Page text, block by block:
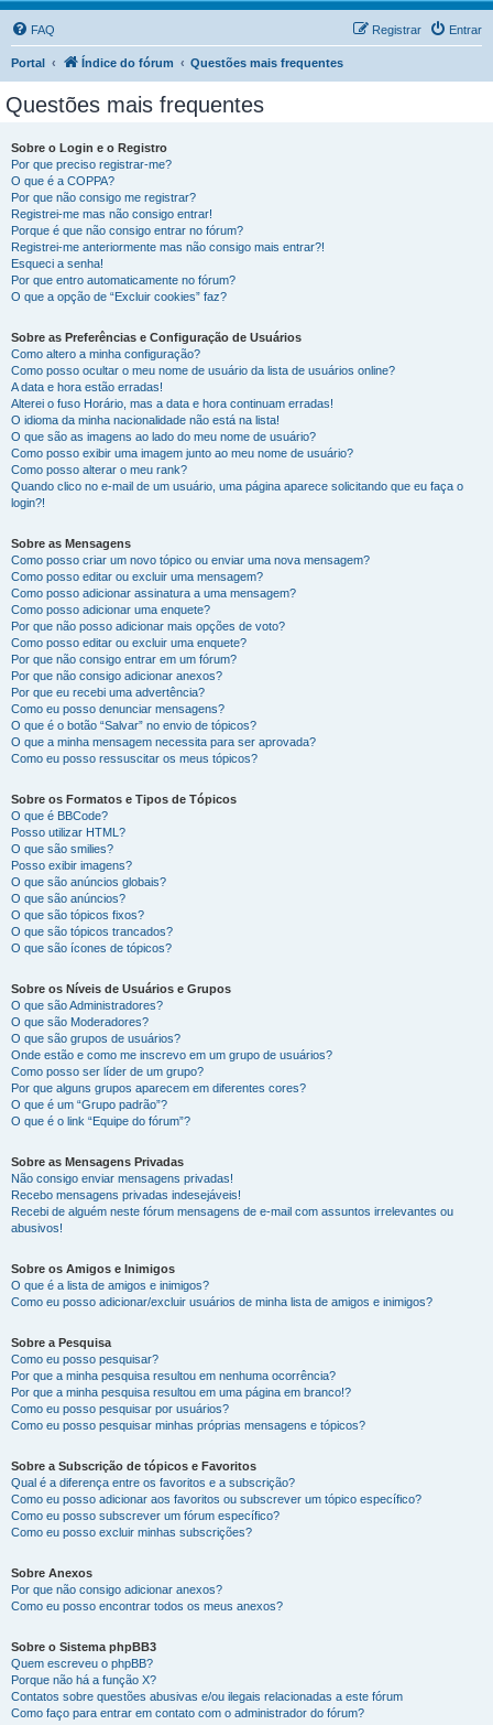
FAQ Entrar
Registrar
Portal Índice do fórum Questões mais frequentes
Questões mais frequentes
Sobre o Login e o Registro
Por que preciso registrar-me?
O que é a COPPA?
Por que não consigo me registrar?
Registrei-me mas não consigo entrar!
Porque é que não consigo entrar no fórum?
Registrei-me anteriormente mas não consigo mais entrar?!
Esqueci a senha!
Por que entro automaticamente no fórum?
O que a opção de “Excluir cookies” faz?
Sobre as Preferências e Configuração de Usuários
Como altero a minha configuração?
Como posso ocultar o meu nome de usuário da lista de usuários online?
A data e hora estão erradas!
Alterei o fuso Horário, mas a data e hora continuam erradas!
O idioma da minha nacionalidade não está na lista!
O que são as imagens ao lado do meu nome de usuário?
Como posso exibir uma imagem junto ao meu nome de usuário?
Como posso alterar o meu rank?
Quando clico no e-mail de um usuário, uma página aparece solicitando que eu faça o
login?!
Sobre as Mensagens
Como posso criar um novo tópico ou enviar uma nova mensagem?
Como posso editar ou excluir uma mensagem?
Como posso adicionar assinatura a uma mensagem?
Como posso adicionar uma enquete?
Por que não posso adicionar mais opções de voto?
Como posso editar ou excluir uma enquete?
Por que não consigo entrar em um fórum?
Por que não consigo adicionar anexos?
Por que eu recebi uma advertência?
Como eu posso denunciar mensagens?
O que é o botão “Salvar” no envio de tópicos?
O que a minha mensagem necessita para ser aprovada?
Como eu posso ressuscitar os meus tópicos?
Sobre os Formatos e Tipos de Tópicos
O que é BBCode?
Posso utilizar HTML?
O que são smilies?
Posso exibir imagens?
O que são anúncios globais?
O que são anúncios?
O que são tópicos fixos?
O que são tópicos trancados?
O que são ícones de tópicos?
Sobre os Níveis de Usuários e Grupos
O que são Administradores?
O que são Moderadores?
O que são grupos de usuários?
Onde estão e como me inscrevo em um grupo de usuários?
Como posso ser líder de um grupo?
Por que alguns grupos aparecem em diferentes cores?
O que é um “Grupo padrão”?
O que é o link “Equipe do fórum”?
Sobre as Mensagens Privadas
Não consigo enviar mensagens privadas!
Recebo mensagens privadas indesejáveis!
Recebi de alguém neste fórum mensagens de e-mail com assuntos irrelevantes ou
abusivos!
Sobre os Amigos e Inimigos
O que é a lista de amigos e inimigos?
Como eu posso adicionar/excluir usuários de minha lista de amigos e inimigos?
Sobre a Pesquisa
Como eu posso pesquisar?
Por que a minha pesquisa resultou em nenhuma ocorrência?
Por que a minha pesquisa resultou em uma página em branco!?
Como eu posso pesquisar por usuários?
Como eu posso pesquisar minhas próprias mensagens e tópicos?
Sobre a Subscrição de tópicos e Favoritos
Qual é a diferença entre os favoritos e a subscrição?
Como eu posso adicionar aos favoritos ou subscrever um tópico específico?
Como eu posso subscrever um fórum específico?
Como eu posso excluir minhas subscrições?
Sobre Anexos
Por que não consigo adicionar anexos?
Como eu posso encontrar todos os meus anexos?
Sobre o Sistema phpBB3
Quem escreveu o phpBB?
Porque não há a função X?
Contatos sobre questões abusivas e/ou ilegais relacionadas a este fórum
Como faço para entrar em contato com o administrador do fórum?